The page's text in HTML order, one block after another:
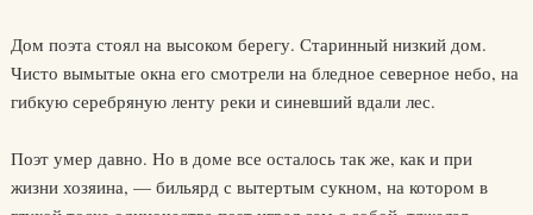
Дом поэта стоял на высоком берегу. Старинный низкий дом.
Чисто вымытые окна его смотрели на бледное северное небо, на
гибкую серебряную ленту реки и синевший вдали лес.
Поэт умер давно. Но в доме все осталось так же, как и при
жизни хозяина, — бильярд с вытертым сукном, на котором в